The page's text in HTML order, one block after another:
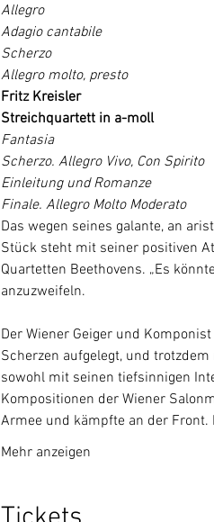
Allegro
Adagio cantabile
Scherzo
Allegro molto, presto
Fritz Kreisler
Streichquartett in a-moll
Fantasia
Scherzo. Allegro Vivo, Con Spirito
Einleitung und Romanze
Finale. Allegro Molto Moderato
Das wegen seines galante, an
Stück steht mit seiner positiven
Quartetten Beethovens. „Es
anzuzweifeln.
Der Wiener Geiger und
Scherzen aufgelegt, und
sowohl mit seinen tiefsinnigen
Kompositionen der Wiener
Armee und kämpfte an der Front.
Mehr anzeigen